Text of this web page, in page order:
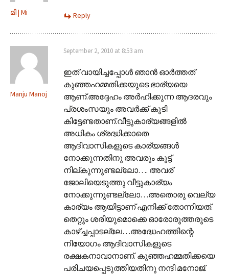
മി | Mi Reply
Manju Manoj
September 2, 2010 at 8:53 am
ഇത് വായിച്ചപ്പോള്‍ ഞാന്‍ ഓര്‍ത്തത്‌
കുഞ്ഞഹമ്മതിക്കയുടെ ഭാര്യയെ
ആണ്.അദ്ദേഹം അര്‍ഹിക്കുന്ന ആദരവും
പ്രശംസയും അവര്‍ക്ക് കൂടി
കിട്ടേണ്ടതാണ്.വീട്ടുകാര്യങ്ങളില്‍
അധികം ശ്രദ്ധിക്കാതെ
ആദിവാസികളുടെ കാര്യങ്ങള്‍
നോക്കുന്നതിനു അവരും കൂട്ട്
നില്കുന്നുണ്ടല്ലോ…. അവര്
ജോലിയെടുത്തു വീട്ടുകാര്യം
നോക്കുന്നുണ്ടല്ലോ…അതൊരു വെല്യ
കാര്യം ആയിട്ടാണ് എനിക്ക് തോന്നിയത്.
തെറ്റും ശരിയുമൊക്കെ ഓരോരുത്തരുടെ
കാഴ്ച്ചപ്പാടല്ലേ…അദ്ധേഹത്തിന്റെ
നിയോഗം ആദിവാസികളുടെ
രക്ഷകനാവാനാണ്. കുഞ്ഞഹമ്മതിക്കയെ
പരിചയപ്പെടുത്തിയതിനു നന്ദി മനോജ്‌.